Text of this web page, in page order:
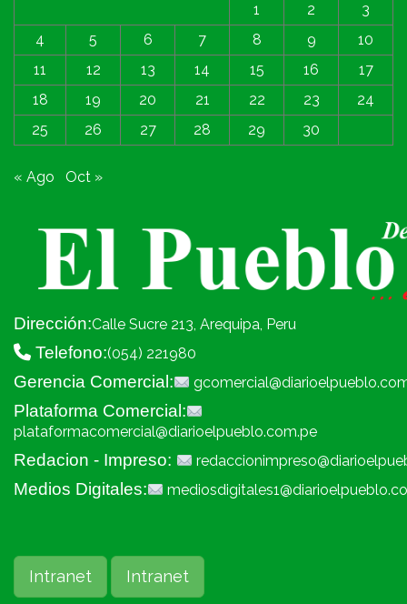
1 2
3
4
5 6 7 8 9
10
11
12 13 14 15 16
17
18
19 20 21 22 23
24
25
26 27 28 29 30
« Ago Oct »
Dirección:Calle Sucre 213, Arequipa, Peru
Telefono:(054) 221980
Gerencia Comercial:
Plataforma Comercial:
plataformacomercial@diarioelpueblo.com.pe
Redacion - Impreso:
Medios Digitales:
Intranet Intranet